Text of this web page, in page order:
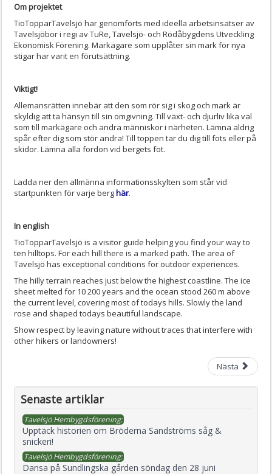
Om projektet
TioTopparTavelsjö har genomförts med ideella arbetsinsatser av
Tavelsjöbor i regi av TuRe, Tavelsjö- och Rödåbygdens Utveckling
Ekonomisk Förening. Markägare som upplåter sin mark för nya
stigar har varit en förutsättning.
Viktigt!
Allemansrätten innebär att den som rör sig i skog och mark är
skyldig att ta hänsyn till sin omgivning. Till växt- och djurliv lika väl
som till markägare och andra människor i närheten. Lämna aldrig
spår efter dig som stör andra! Till toppen tar du dig till fots eller på
skidor. Lämna alla fordon vid bergets fot.
Ladda ner den allmänna informationsskylten som står vid
startpunkten för varje berghär.
In english
TioTopparTavelsjö is a visitor guide helping you find your way to
ten hilltops. For each hill there is a marked path. The area of
Tavelsjö has exceptional conditions for outdoor experiences.
The hilly terrain reaches just below the highest coastline. The ice
sheet melted for 10 200 years and the ocean stood 260 m above
the current level, covering most of todays hills. Slowly the land
rose and shaped todays beautiful landscape.
Show respect by leaving nature without traces that interfere with
other hikers or landowners!
Nästa
Senaste artiklar
Tavelsjö Hembygdsförening:
Upptäck historien om Bröderna Sandströms såg &
snickeri!
Tavelsjö Hembygdsförening:
Dansa på Sundlingska gården söndag den 28 juni